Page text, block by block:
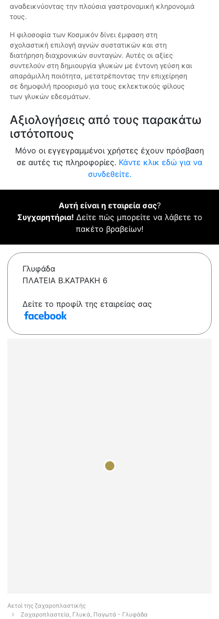
αναδεικνύοντας την πλούσια γαστρονομική κληρονομιά
τους.
Η φιλοσοφία των Κοσμικόν δίνει έμφαση στη
σχολαστική επιλογή αγνών συστατικών και στη
διατήρηση διαχρονικών συνταγών. Αυτές οι αξίες
συντελούν στη δημιουργία γλυκών με έντονη γεύση και
απαράμιλλη ποιότητα, μετατρέποντας την επιχείρηση
σε δημοφιλή προορισμό για τους εκλεκτικούς φίλους
των γλυκών εδεσμάτων.
Αξιολογήσεις από τους παρακάτω
ιστότοπους
Μόνο οι εγγεγραμμένοι χρήστες έχουν πρόσβαση
σε αυτές τις πληροφορίες. Κάντε κλικ εδώ για να
συνδεθείτε.
Αυτή είναι η εταιρεία σας?
Συγχαρητήρια! Δείτε πώς μπορείτε να λάβετε το
πακέτο βραβείων!
Γλυφάδα
ΠΛΑΤΕΙΑ Β.ΚΑΤΡΑΚΗ 6
Δείτε το προφίλ της εταιρείας σας
Αετοί της ζαχαροπλαστικής
Ζαχαροπλαστεία, Γλυκά, Παγωτά - Γλυφάδα